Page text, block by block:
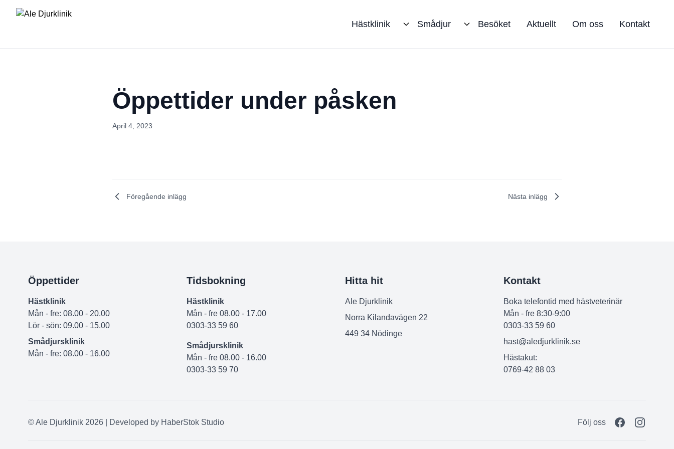
Hästklinik Smådjur Besöket Aktuellt Om oss Kontakt
Öppettider under påsken
April 4, 2023
Föregående inlägg Nästa inlägg
Öppettider
Hästklinik
Mån - fre: 08.00 - 20.00
Lör - sön: 09.00 - 15.00
Smådjursklinik
Mån - fre: 08.00 - 16.00
Tidsbokning
Hästklinik
Mån - fre 08.00 - 17.00
0303-33 59 60
Smådjursklinik
Mån - fre 08.00 - 16.00
0303-33 59 70
Hitta hit
Ale Djurklinik
Norra Kilandavägen 22
449 34 Nödinge
Kontakt
Boka telefontid med hästveterinär
Mån - fre 8:30-9:00
0303-33 59 60
hast@aledjurklinik.se
Hästakut:
0769-42 88 03
© Ale Djurklinik 2026 | Developed by HaberStok Studio Följ oss